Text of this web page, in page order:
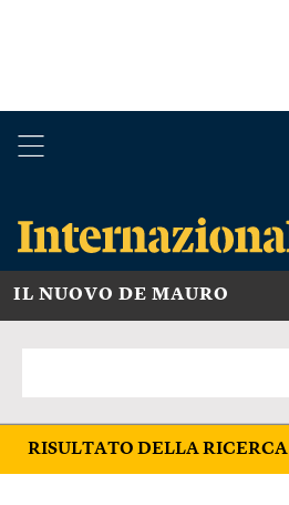
IL NUOVO DE MAURO
RISULTATO DELLA RICERCA